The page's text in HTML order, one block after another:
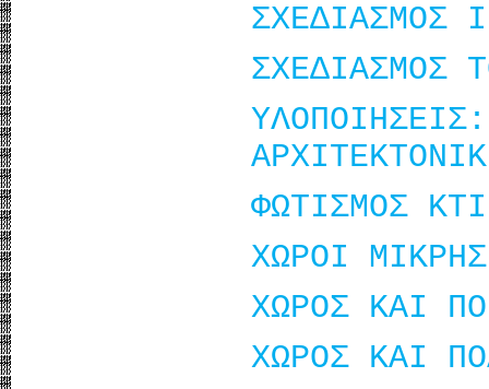
ΣΧΕΔΙΑΣΜΟΣ
ΣΧΕΔΙΑΣΜΟΣ
ΦΩΤΙΣΜΟΣ
ΧΩΡΟΙ
ΧΩΡΟΣ ΚΑΙ
ΧΩΡΟΣ ΚΑΙ